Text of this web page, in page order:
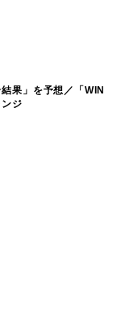
果」を予想／「WIN
ジ